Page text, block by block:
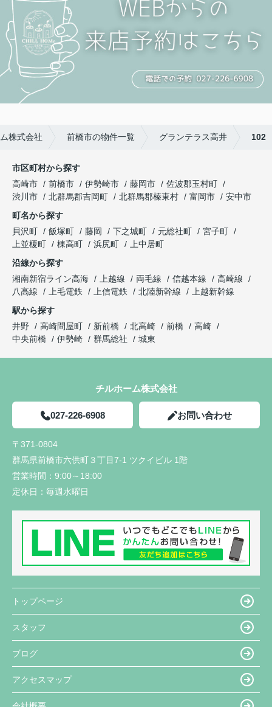
株式会社 前橋市の物件一覧 グランテラス高井 102
市区町村から探す
高崎市
前橋市 伊勢崎市 藤岡市
佐波郡玉村町
渋川市
北群馬郡吉岡町 北群馬郡榛東村 富岡市
安中市
町名から探す
貝沢町
飯塚町 藤岡 下之城町 元総社町
宮子町
上並榎町
棟高町 浜尻町
上中居町
沿線から探す
湘南新宿ライン高海
上越線 両毛線 信越本線
高崎線
八高線
上毛電鉄 上信電鉄 北陸新幹線
上越新幹線
駅から探す
井野
高崎問屋町 新前橋 北高崎 前橋
高崎
中央前橋
伊勢崎 群馬総社 城東
チルホーム株式会社
027-226-6908 お問い合わせ
〒371-0804
群馬県前橋市六供町３丁目7-1 ツクイビル 1階
営業時間： 9:00～18:00
定休日： 毎週水曜日
トップページ
スタッフ
ブログ
アクセスマップ